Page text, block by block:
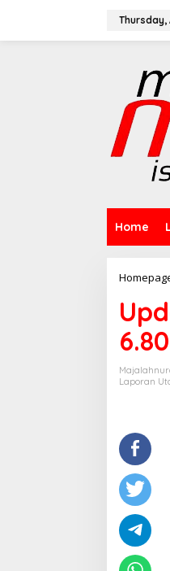
Thursday,
Home
Laporan